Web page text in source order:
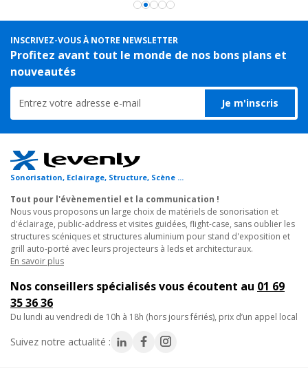
INSCRIVEZ-VOUS À NOTRE NEWSLETTER
Profitez avant tout le monde de nos bons plans et
nouveautés
Je m'inscris
Sonorisation, Eclairage, Structure, Scène ...
Tout pour l'évènementiel et la communication !
Nous vous proposons un large choix de matériels de sonorisation et
d'éclairage, public-address et visites guidées, flight-case, sans oublier les
structures scéniques et structures aluminium pour stand d'exposition et
grill auto-porté avec leurs projecteurs à leds et architecturaux.
En savoir plus
Nos conseillers spécialisés vous écoutent au 01 69
35 36 36
du lundi au vendredi de 10h à 18h (hors jours fériés), prix d’un appel local
Suivez notre actualité :